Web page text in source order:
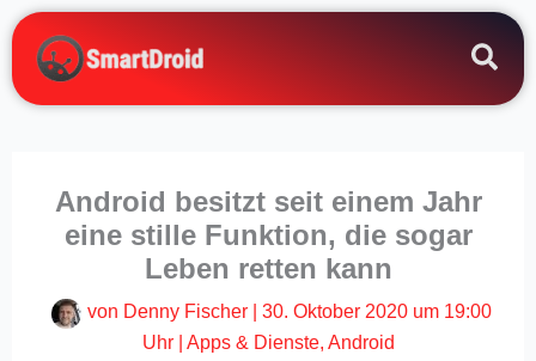
Zum
Inhalt
springen
Android besitzt seit einem Jahr
eine stille Funktion, die sogar
Leben retten kann
von Denny Fischer
30. Oktober 2020 um 19:00
Uhr| Apps & Dienste, Android